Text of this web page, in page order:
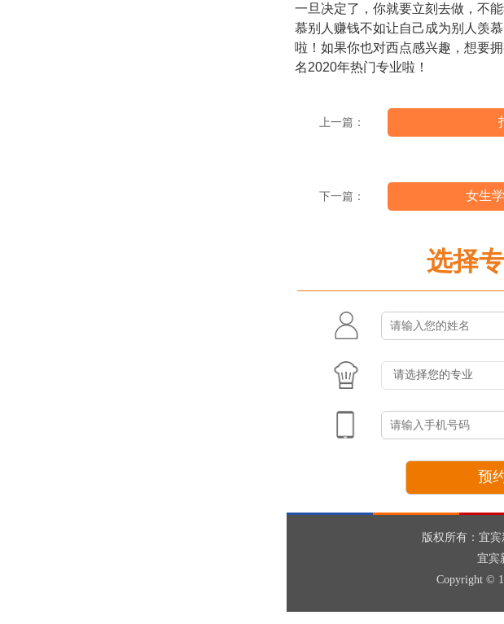
一旦决定了，你就要立刻去做，不
慕别人赚钱不如让自己成为别人羡
啦！如果你也对西点感兴趣，想要
名2020年热门专业啦！
上一篇：
下一篇： 女生
选择
版权所有：宜
宜宾
Copyright ©